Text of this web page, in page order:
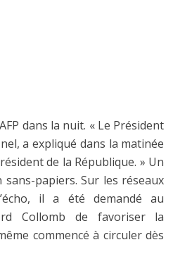
dans la nuit. « Le Président
a expliqué dans la matinée
de la République. » Un
papiers. Sur les réseaux
il a été demandé au
Collomb de favoriser la
commencé à circuler dès